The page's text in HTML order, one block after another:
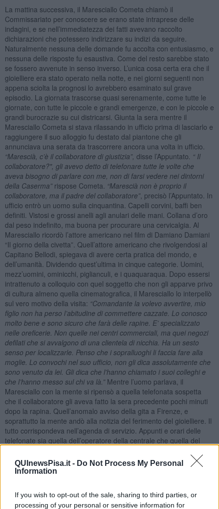
QUInewsPisa.it - Do Not Process My Personal
Information
If you wish to opt-out of the sale, sharing to third parties, or
processing of your personal or sensitive information for
La mattina successiva, il Maresciallo Cometa chiamò il
Commissariato per conoscere se erano state intraprese delle
indagini, e se nell’immediatezza dei fatti avevano raccolto
dichiarazioni che potessero indirizzare su indizi da seguire.
Naturalmente nessuna delle domande fu accolta con entusiasmo, e
nessuna delle risposte fu esaustiva. Come del resto sarebbe stato
se fossero avvenute in senso inverso. L’unica cosa certa era che il
gioielliere era stato operato nella notte, e nei giorni seguenti non
appena sciolta la prognosi lo avrebbero esaminato sul grave
episodio. La giornata trascorse quasi serenamente, come tutte le
giornate, con tutte le piccole e grandi emergenze, e con le piccole e
grandi burocrazie su cui districarsi. Giunta la sera mentre il
Maresciallo Cometa si stava rilassando in ufficio prima di lasciarlo e
raggiungere il suo alloggio fu destato dal piantone che gli
annunciava una serata da trascorrere ancora una volta in ufficio.
“Marescià, c’è il collaboratore di giustizia”, disse l’Appuntato . “ Il
collaboratore?", gli avevo detto di telefonare tutte le volte che
aveva bisogno di parlare con me, non di farsi vedere nei dintorni
della Caserma”rispose Cometa. “Marescià non è proprio il
collaboratore, ma il padre del collaboratore”, precisò l’Appuntato. In
ufficio entrò un uomo sulla cinquantina. Capelli corvini, baffi ben
definiti. Vistosi e grossi anelli agli anulari delle mani. Collana d’oro
dal peso indefinito, ma buona per procurare una cervicalgia. Al
Maresciallo ricordò l’attore americano nel film di Damiano Damiani
“Il giorno della civetta”. Quell’attore americano che rivolgendosi al
Capitano Bellodi, spiegava di avere certa pratica del mondo, e
dell’umanità. Dividendo quest’ultima in cinque categorie. Uomini,
mezz’uomini, ominicchi, piglianculi, e i quaquaraqua. Dopo essersi
intrattenuto a colloquio con quel soggetto che non gli apparve privo
di cultura almeno quella cinematografica, il Maresciallo lo interpellò
sul vero motivo della visita: “Comandante la volevo avvertire, mio
figlio non ha perso l’abitudine di commettere cazzate. Lo conosco
molto bene e sono sicuro che farà delle rapine. E’ specializzato
nelle oreficerie. Non quelle nei centri commerciali, ma quei negozi
defilati che si avvalgono di una clientela di nicchia. Ha un sesto
senso per localizzarle. Penso che i sopralluoghi li faccia fare alla
moglie. Lo convochi nel suo ufficio, non gli dica assolutamente che
sono venuto da lei. Gli dica che l'hanno chiamato i suoi colleghi e
che l’hanno messo sul chi va là.”Mentre l’uomo parlava, il
Maresciallo con la mente si ripensò a quella telefonata sospetta
che il collaboratore gli aveva fatto la sera precedente pochi minuti
dopo la rapina. Quell’anomalo avviso della gita a Firenze, e
soprattutto la mente andò alla notizia del ferimento del gioielliere. Il
tutto corrispondeva nell’agenda di servizio. Appunti e orari delle
telefonate sia quella dell’operatore della centrale che quella del
Erano passati cinque giorni dall’arrivo del collaboratore, Tre giorni
dalla rapina e due dall’avviso del genitore. Le indagini erano di